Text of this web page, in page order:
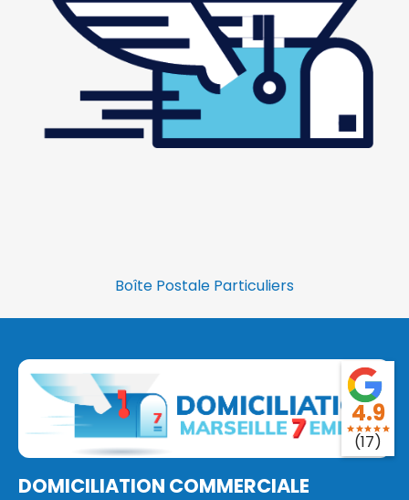
Boîte Postale Particuliers
DOMICILIATION COMMERCIALE
4.9
star starstar star star
(17)